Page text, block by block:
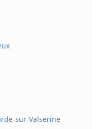
sur-Valserine